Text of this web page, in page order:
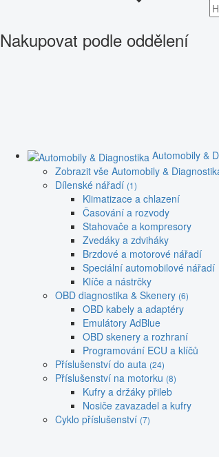
Nakupovat podle oddělení
Automobily &
Zobrazit vše Automobily &
Dílenské nářadí (1)
Klimatizace a chlazení
Časování a rozvody
Stahovače a kompresory
Zvedáky a zdviháky
Brzdové a motorové nářadí
Speciální automobilové nářadí
Klíče a nástrčky
OBD diagnostika & Skenery (6)
OBD kabely a adaptéry
Emulátory AdBlue
OBD skenery a rozhraní
Programování ECU a klíčů
Příslušenství do auta (24)
Příslušenství na motorku (8)
Kufry a držáky přileb
Nosiče zavazadel a kufry
Cyklo příslušenství (7)